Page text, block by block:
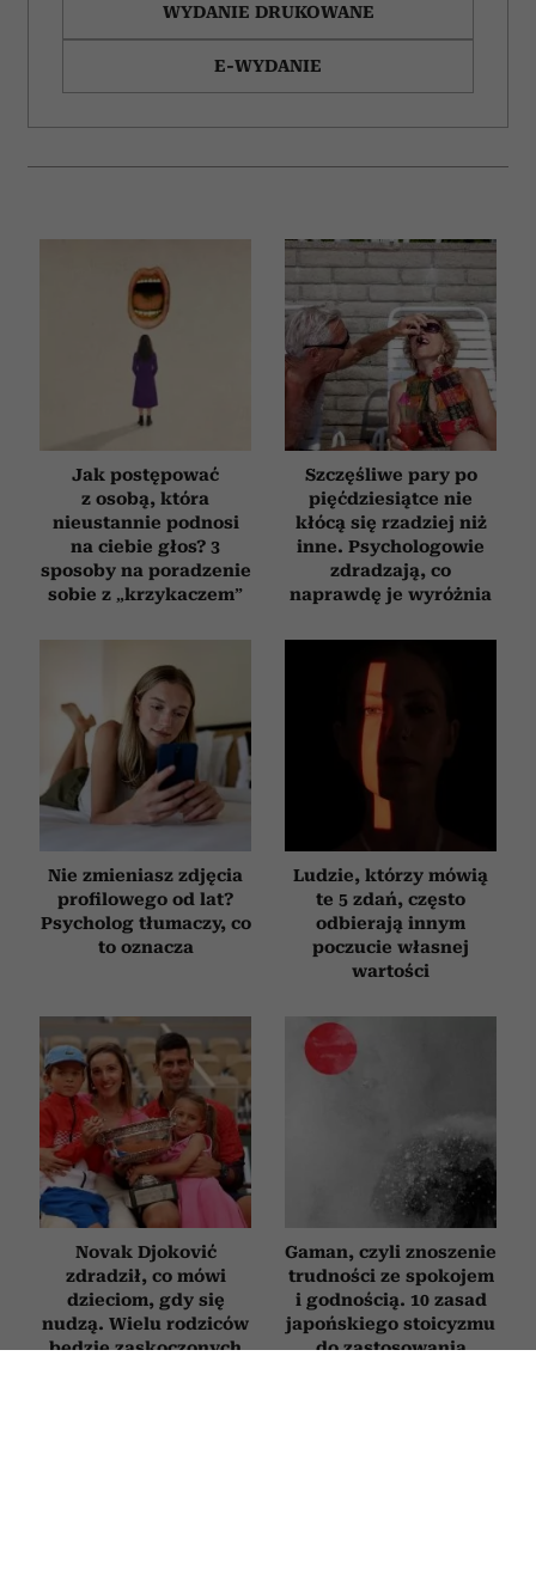
WYDANIE DRUKOWANE
E-WYDANIE
Jak postępować
z osobą, która
nieustannie podnosi
na ciebie głos? 3
sposoby na poradzenie
sobie z „krzykaczem”
Szczęśliwe pary po
pięćdziesiątce nie
kłócą się rzadziej niż
inne. Psychologowie
zdradzają, co
naprawdę je wyróżnia
Nie zmieniasz zdjęcia
profilowego od lat?
Psycholog tłumaczy, co
to oznacza
Ludzie, którzy mówią
te 5 zdań, często
odbierają innym
poczucie własnej
wartości
Novak Djoković
zdradził, co mówi
dzieciom, gdy się
nudzą. Wielu rodziców
będzie zaskoczonych
Gaman, czyli znoszenie
trudności ze spokojem
i godnością. 10 zasad
japońskiego stoicyzmu
do zastosowania